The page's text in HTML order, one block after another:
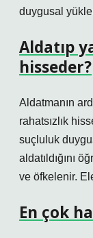
duygusal
Aldatıp
hisseder?
Aldatmanın
rahatsızlık
suçluluk
aldatıldığını
ve öfkelenir.
En çok